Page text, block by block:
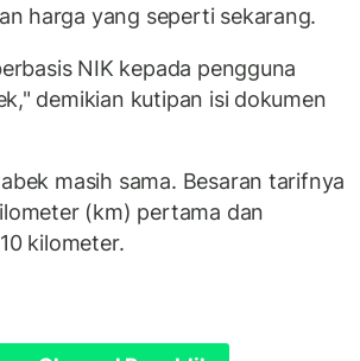
harga yang seperti sekarang.
NIK kepada pengguna
demikian kutipan isi dokumen
masih sama. Besaran tarifnya
(km) pertama dan
kilometer.